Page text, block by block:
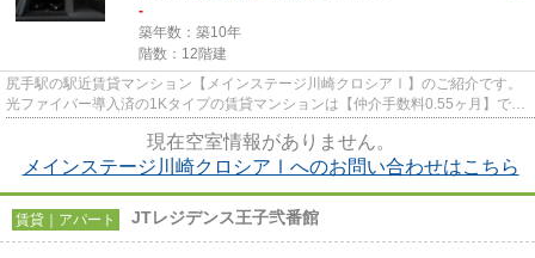
-
築年数：築10年
階数：12階建
尻手駅の駅近賃貸マンション【メインステージ川崎クロシアⅠ】のご紹介です。
光ファイバー導入済の1Kタイプの賃貸マンションは【仲介手数料0.55ヶ月】で
現在空室情報がありません。
メインステージ川崎クロシアⅠへのお問い合わせはこちら
賃貸｜アパート JTレジデンス王子弐番館